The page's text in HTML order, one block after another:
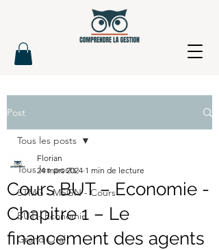
Post
Tous les posts
STMG - MSGN - Cours
BUT - Economie
Grand Oral
Tous les posts
Cours BUT – Economie -
Chapitre 1 – Le
financement des agents
Florian
24 mars 2024 1 min de lecture